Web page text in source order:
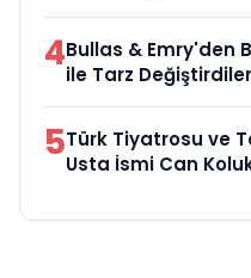
4Bullas & Emry'den
ile Tarz Değiştirdiler
5Türk Tiyatrosu ve
Usta İsmi Can